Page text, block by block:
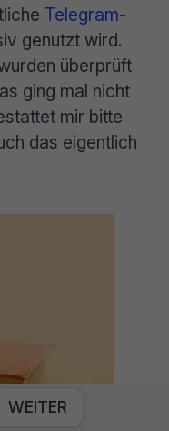
Telegram-
genutzt wird.
überprüft
ging mal nicht
mir bitte
das eigentlich
WEITER